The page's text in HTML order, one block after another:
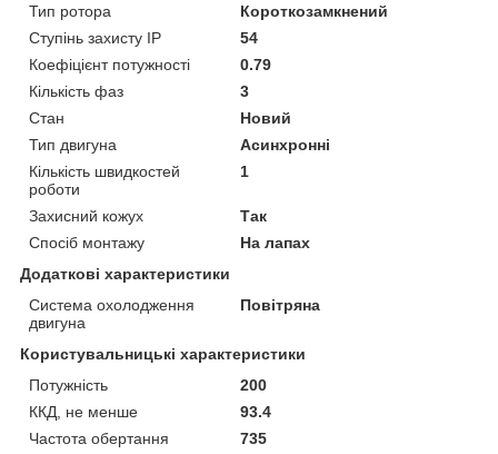
Тип ротора
Короткозамкнений
Ступінь захисту IP
54
Коефіцієнт потужності
0.79
Кількість фаз
3
Стан
Новий
Тип двигуна
Асинхронні
Кількість швидкостей
роботи
1
Захисний кожух
Так
Спосіб монтажу
На лапах
Додаткові характеристики
Система охолодження
двигуна
Повітряна
Користувальницькі характеристики
Потужність
200
ККД, не менше
93.4
Частота обертання
735